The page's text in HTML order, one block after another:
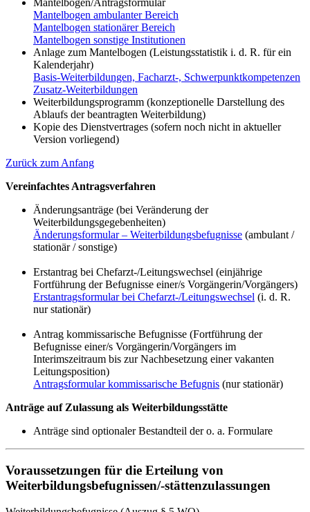
Mantelbogen/Antragsformular
Mantelbogen ambulanter Bereich
Mantelbogen stationärer Bereich
Mantelbogen sonstige Institutionen
Anlage zum Mantelbogen (Leistungsstatistik i. d. R. für ein
Kalenderjahr)
Basis-Weiterbildungen, Facharzt-, Schwerpunktkompetenzen
Zusatz-Weiterbildungen
Weiterbildungsprogramm (konzeptionelle Darstellung des
Ablaufs der beantragten Weiterbildung)
Kopie des Dienstvertrages (sofern noch nicht in aktueller
Version vorliegend)
Zurück zum Anfang
Vereinfachtes Antragsverfahren
Änderungsanträge (bei Veränderung der
Weiterbildungsgegebenheiten)
Änderungsformular – Weiterbildungsbefugnisse (ambulant /
stationär / sonstige)
Erstantrag bei Chefarzt-/Leitungswechsel (einjährige
Fortführung der Befugnisse einer/s Vorgängerin/Vorgängers)
Erstantragsformular bei Chefarzt-/Leitungswechsel (i. d. R.
nur stationär)
Antrag kommissarische Befugnisse (Fortführung der
Befugnisse einer/s Vorgängerin/Vorgängers im
Interimszeitraum bis zur Nachbesetzung einer vakanten
Leitungsposition)
Antragsformular kommissarische Befugnis (nur stationär)
Anträge auf Zulassung als Weiterbildungsstätte
Anträge sind optionaler Bestandteil der o. a. Formulare
Voraussetzungen für die Erteilung von
Weiterbildungsbefugnissen/-stättenzulassungen